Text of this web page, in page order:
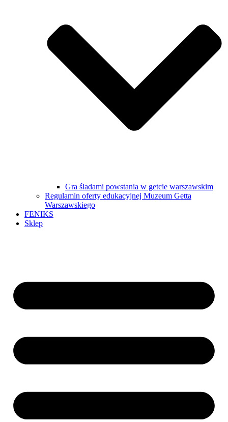
Gra śladami powstania w getcie warszawskim
Regulamin oferty edukacyjnej Muzeum Getta
Warszawskiego
FENIKS
Sklep